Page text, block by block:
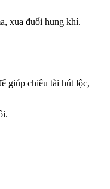
xua đuổi hung khí.
giúp chiêu tài hút lộc,